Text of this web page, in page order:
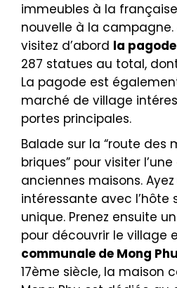
immeubles à la
nouvelle à la campagne.
visitez d’abord la
287 statues au total,
La pagode est
marché de village
portes principales.
Balade sur la “route des
briques” pour visiter
anciennes maisons.
intéressante avec l’hôte
unique. Prenez ensuite
pour découvrir le village
communale de Mong Phu
17ème siècle, la maison